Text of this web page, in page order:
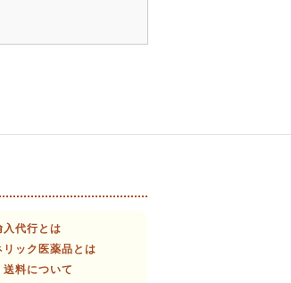
代行とは
ック医薬品とは
料について